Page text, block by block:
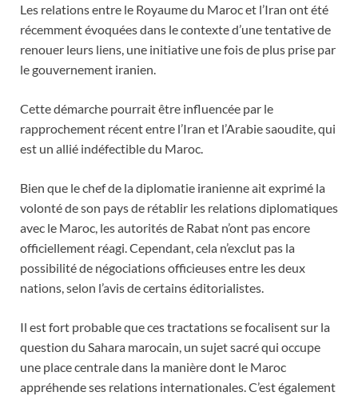
Les relations entre le Royaume du Maroc et l’Iran ont été
récemment évoquées dans le contexte d’une tentative de
renouer leurs liens, une initiative une fois de plus prise par
le gouvernement iranien.
Cette démarche pourrait être influencée par le
rapprochement récent entre l’Iran et l’Arabie saoudite, qui
est un allié indéfectible du Maroc.
Bien que le chef de la diplomatie iranienne ait exprimé la
volonté de son pays de rétablir les relations diplomatiques
avec le Maroc, les autorités de Rabat n’ont pas encore
officiellement réagi. Cependant, cela n’exclut pas la
possibilité de négociations officieuses entre les deux
nations, selon l’avis de certains éditorialistes.
Il est fort probable que ces tractations se focalisent sur la
question du Sahara marocain, un sujet sacré qui occupe
une place centrale dans la manière dont le Maroc
appréhende ses relations internationales. C’est également